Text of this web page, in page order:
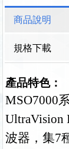
商品說明
規格下載
產品特色：
MSO7000
UltraVision
波器，集7